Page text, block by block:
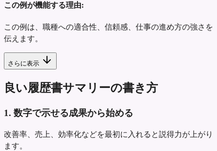
この例が機能する理由:
この例は、職種への適合性、信頼感、仕事の進め方の強さを
伝えます。
さらに表示
良い履歴書サマリーの書き方
1. 数字で示せる成果から始める
改善率、売上、効率化などを最初に入れると説得力が上がり
ます。